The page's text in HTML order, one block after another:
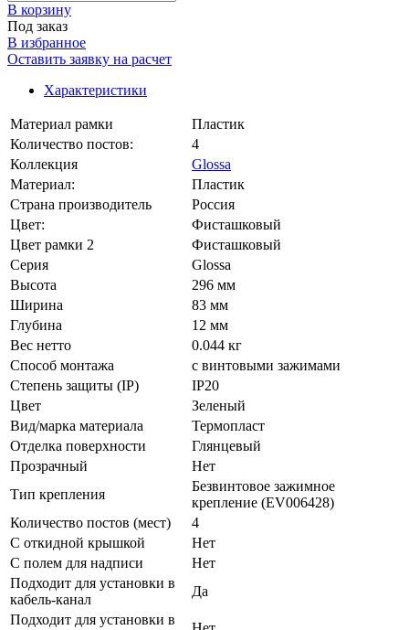
В корзинy
Под заказ
В избранное
Оставить заявку на расчет
Характеристики
Материал рамки
Пластик
Количество постов:
4
Коллекция
Glossa
Материал:
Пластик
Страна производитель
Россия
Цвет:
Фисташковый
Цвет рамки 2
Фисташковый
Серия
Glossa
Высота
296 мм
Ширина
83 мм
Глубина
12 мм
Вес нетто
0.044 кг
Способ монтажа
с винтовыми зажимами
Степень защиты (IP)
IP20
Цвет
Зеленый
Вид/марка материала
Термопласт
Отделка поверхности
Глянцевый
Прозрачный
Нет
Тип крепления
Безвинтовое зажимное
крепление (EV006428)
Количество постов (мест)
4
С откидной крышкой
Нет
С полем для надписи
Нет
Подходит для установки в
кабель-канал
Да
Подходит для установки в